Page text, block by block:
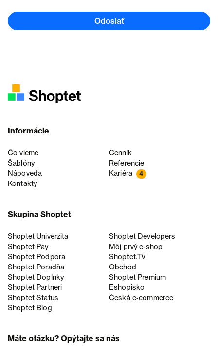
Odoslať
Informácie
Čo vieme
Cenník
Šablóny
Referencie
Nápoveda
Kariéra 4
Kontakty
Skupina Shoptet
Shoptet Univerzita
Shoptet Developers
Shoptet Pay
Môj prvý e-shop
Shoptet Podpora
Shoptet.TV
Shoptet Poradňa
Obchod
Shoptet Doplnky
Shoptet Premium
Shoptet Partneri
Eshopisko
Shoptet Status
Česká e‑commerce
Shoptet Blog
Máte otázku? Opýtajte sa nás